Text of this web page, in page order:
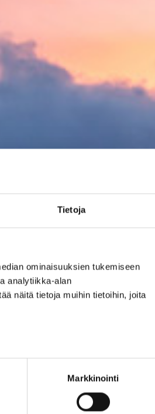
Tietoja
ominaisuuksien tukemiseen
analytiikka-alan
näitä tietoja muihin tietoihin, joita
Markkinointi